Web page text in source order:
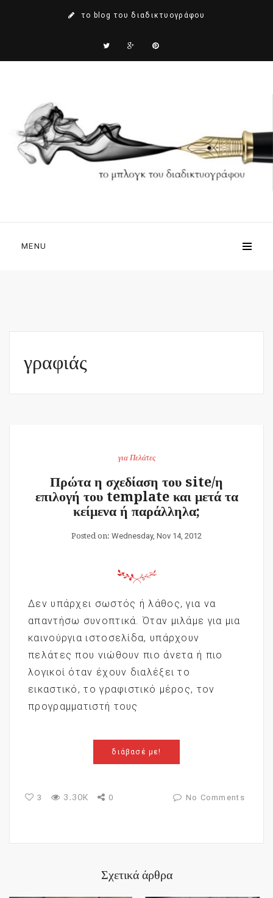
το blog του διαδικτυογράφου
MENU
γραφιάς
για Πελάτες
Πρώτα η σχεδίαση του site/η
επιλογή του template και μετά τα
κείμενα ή παράλληλα;
Posted on: Wednesday, Nov 14, 2012
Δεν υπάρχει σωστός ή λάθος, για να
απαντήσω συνοπτικά. Όταν μιλάμε για μια
καινούργια ιστοσελίδα, υπάρχουν
πελάτες που νιώθουν πιο άνετα ή πιο
λογικοί όταν έχουν διαλέξει το
εικαστικό, το γραφιστικό μέρος, τον
προγραμματιστή τους
διάβασέ με!
3 3.30K 0 No Comments
Σχετικά άρθρα